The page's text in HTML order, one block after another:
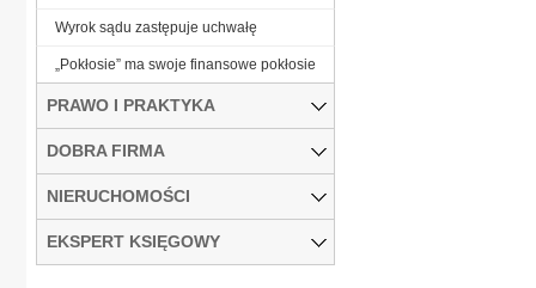
Wyrok sądu zastępuje uchwałę
„Pokłosie” ma swoje finansowe pokłosie
PRAWO I PRAKTYKA
DOBRA FIRMA
NIERUCHOMOŚCI
EKSPERT KSIĘGOWY